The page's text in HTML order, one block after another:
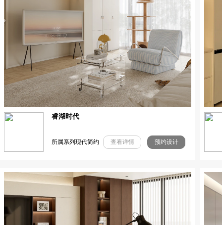
睿湖时代
所属系列现代简约 查看详情 预约设计